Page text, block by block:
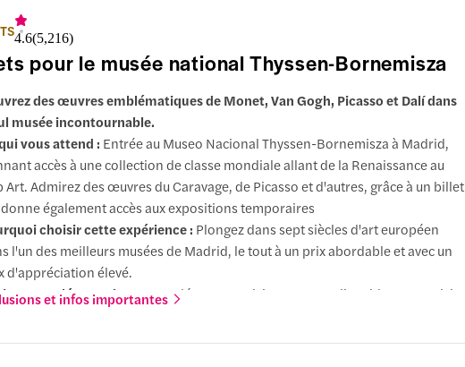
4.6(5,216)
pour le musée national Thyssen-Bornemisza
des œuvres emblématiques de Monet, Van Gogh, Picasso et Dalí dans
musée incontournable.
vous attend : Entrée au Museo Nacional Thyssen-Bornemisza à Madrid,
accès à une collection de classe mondiale allant de la Renaissance au
Art. Admirez des œuvres du Caravage, de Picasso et d'autres, grâce à un billet
également accès aux expositions temporaires
choisir cette expérience : Plongez dans sept siècles d'art européen
l'un des meilleurs musées de Madrid, le tout à un prix abordable et avec un
d'appréciation élevé.
supplémentaires :Complétez votre visite par un audioguide ou une visite
et infos importantes